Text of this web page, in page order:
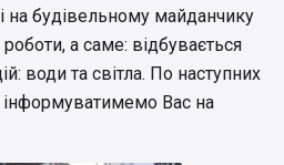
на будівельному майданчику
а саме: відбувається
води та світла. По наступних
інформуватимемо Вас на